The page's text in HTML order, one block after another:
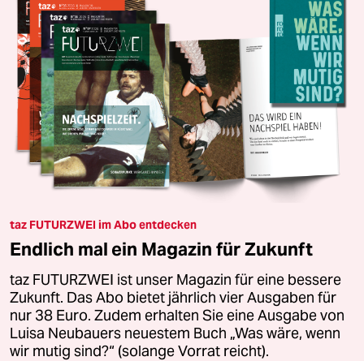
taz FUTURZWEI im Abo entdecken
Endlich mal ein Magazin für Zukunft
taz FUTURZWEI ist unser Magazin für eine bessere
Zukunft. Das Abo bietet jährlich vier Ausgaben für
nur 38 Euro. Zudem erhalten Sie eine Ausgabe von
Luisa Neubauers neuestem Buch „Was wäre, wenn
wir mutig sind?“ (solange Vorrat reicht).